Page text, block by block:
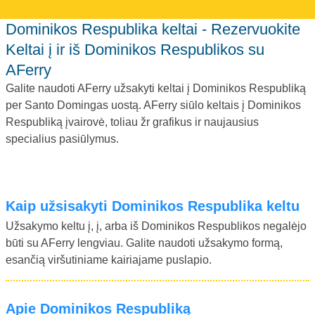
Dominikos Respublika keltai - Rezervuokite
Keltai į ir iš Dominikos Respublikos su
AFerry
Galite naudoti AFerry užsakyti keltai į Dominikos Respubliką
per Santo Domingas uostą. AFerry siūlo keltais į Dominikos
Respubliką įvairovė, toliau žr grafikus ir naujausius
specialius pasiūlymus.
Kaip užsisakyti Dominikos Respublika keltu
Užsakymo keltu į, į, arba iš Dominikos Respublikos negalėjo
būti su AFerry lengviau. Galite naudoti užsakymo formą,
esančią viršutiniame kairiajame puslapio.
Apie Dominikos Respubliką